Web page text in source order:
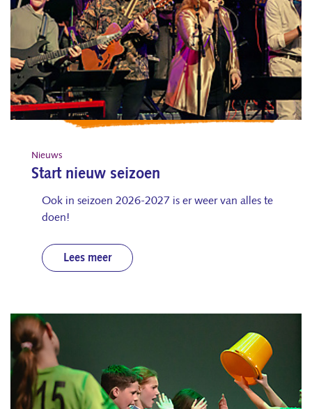
Nieuws
Start nieuw seizoen
Ook in seizoen 2026-2027 is er weer van alles te
doen!
Lees meer